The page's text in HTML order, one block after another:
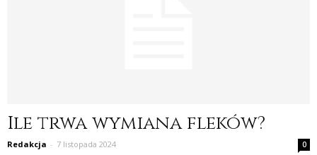
Ile trwa wymiana fleków?
Redakcja - 7 listopada 2024 0